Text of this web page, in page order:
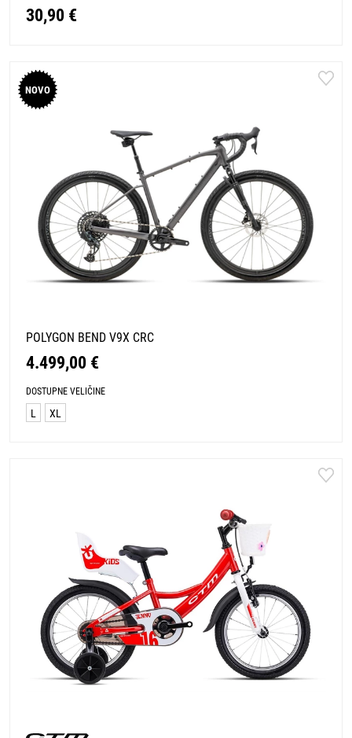
30,90 €
NOVO
POLYGON BEND V9X CRC
4.499,00 €
DOSTUPNE VELIČINE
L XL